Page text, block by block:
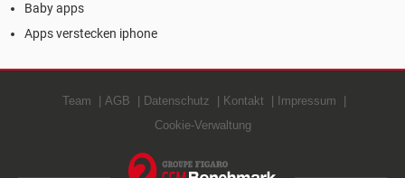
Baby apps
Apps verstecken iphone
Team AGB Datenschutz Kontakt
Impressum
Cookie-Verwaltung